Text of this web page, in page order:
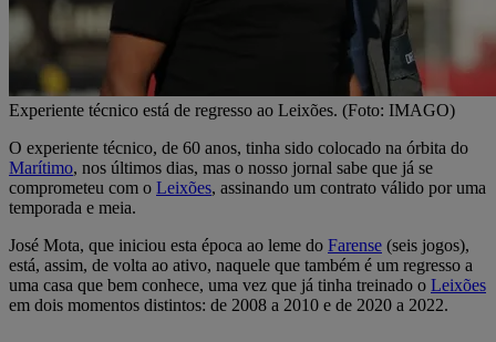
Experiente técnico está de regresso ao Leixões. (Foto: IMAGO)
O experiente técnico, de 60 anos, tinha sido colocado na órbita do
Marítimo, nos últimos dias, mas o nosso jornal sabe que já se
comprometeu com o Leixões, assinando um contrato válido por uma
temporada e meia.
José Mota, que iniciou esta época ao leme do Farense (seis jogos),
está, assim, de volta ao ativo, naquele que também é um regresso a
uma casa que bem conhece, uma vez que já tinha treinado o Leixões
em dois momentos distintos: de 2008 a 2010 e de 2020 a 2022.